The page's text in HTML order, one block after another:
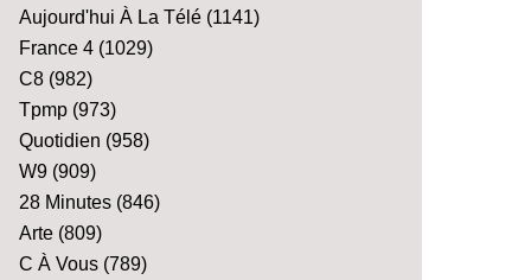
Aujourd'hui À La Télé (1141)
France 4 (1029)
C8 (982)
Tpmp (973)
Quotidien (958)
W9 (909)
28 Minutes (846)
Arte (809)
C À Vous (789)